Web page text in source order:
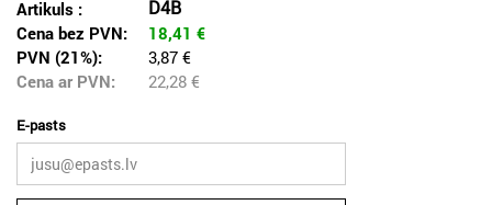
Artikuls : D4B
Cena bez PVN: 18,41 €
PVN (21%):
3,87 €
Cena ar PVN:
22,28 €
E-pasts